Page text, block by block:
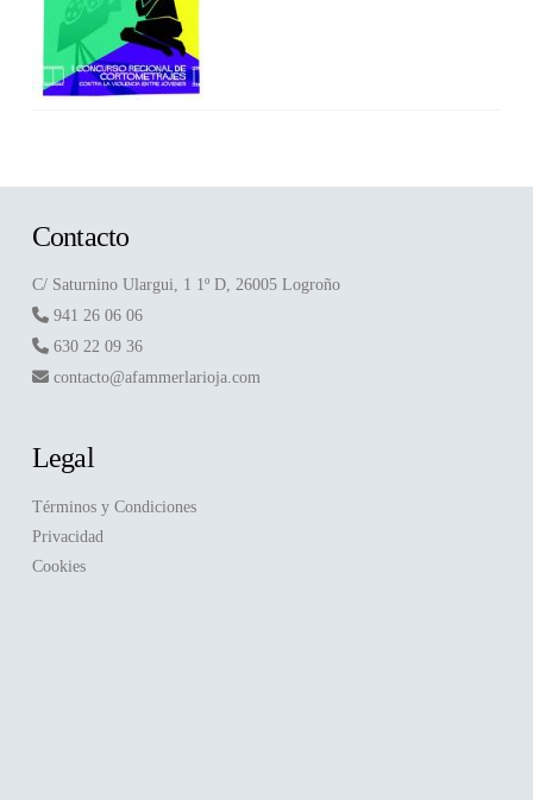
Contacto
C/ Saturnino Ulargui, 1 1º D, 26005 Logroño
941 26 06 06
630 22 09 36
contacto@afammerlarioja.com
Legal
Términos y Condiciones
Privacidad
Cookies